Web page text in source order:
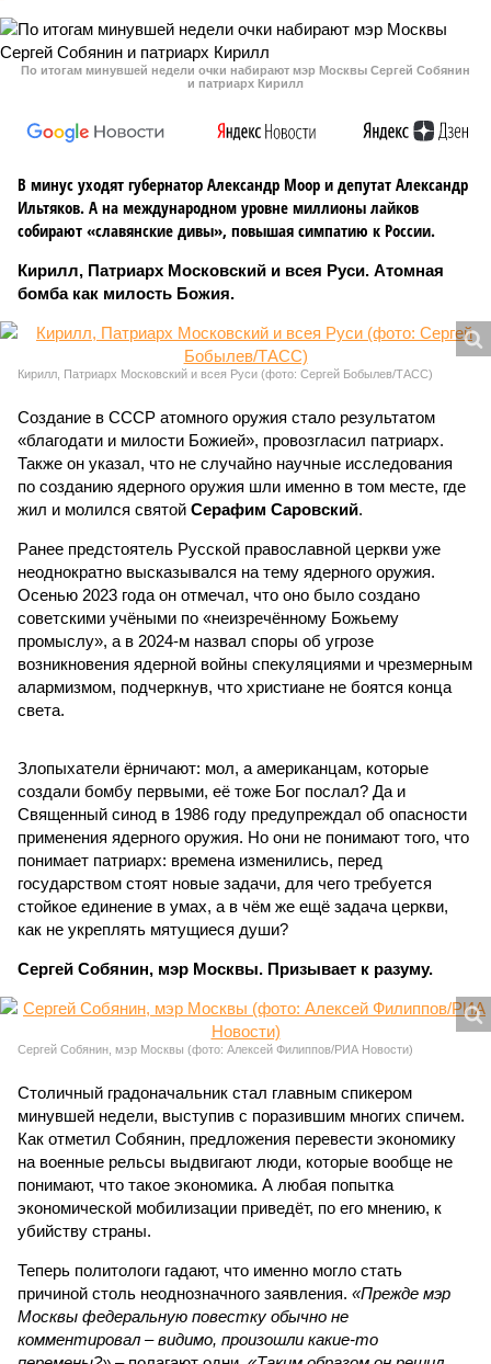
По итогам минувшей недели очки набирают мэр Москвы Сергей Собянин
и патриарх Кирилл
В минус уходят губернатор Александр Моор и депутат Александр
Ильтяков. А на международном уровне миллионы лайков
собирают «славянские дивы», повышая симпатию к России.
Кирилл, Патриарх Московский и всея Руси. Атомная
бомба как милость Божия.
Кирилл, Патриарх Московский и всея Руси (фото: Сергей Бобылев/ТАСС)
Создание в СССР атомного оружия стало результатом
«благодати и милости Божией», провозгласил патриарх.
Также он указал, что не случайно научные исследования
по созданию ядерного оружия шли именно в том месте, где
жил и молился святой Серафим Саровский.
Ранее предстоятель Русской православной церкви уже
неоднократно высказывался на тему ядерного оружия.
Осенью 2023 года он отмечал, что оно было создано
советскими учёными по «неизречённому Божьему
промыслу», а в 2024-м назвал споры об угрозе
возникновения ядерной войны спекуляциями и чрезмерным
алармизмом, подчеркнув, что христиане не боятся конца
света.
Злопыхатели ёрничают: мол, а американцам, которые
создали бомбу первыми, её тоже Бог послал? Да и
Священный синод в 1986 году предупреждал об опасности
применения ядерного оружия. Но они не понимают того, что
понимает патриарх: времена изменились, перед
государством стоят новые задачи, для чего требуется
стойкое единение в умах, а в чём же ещё задача церкви,
как не укреплять мятущиеся души?
Сергей Собянин, мэр Москвы. Призывает к разуму.
Сергей Собянин, мэр Москвы (фото: Алексей Филиппов/РИА Новости)
Столичный градоначальник стал главным спикером
минувшей недели, выступив с поразившим многих спичем.
Как отметил Собянин, предложения перевести экономику
на военные рельсы выдвигают люди, которые вообще не
понимают, что такое экономика. А любая попытка
экономической мобилизации приведёт, по его мнению, к
убийству страны.
Теперь политологи гадают, что именно могло стать
причиной столь неоднозначного заявления. «Прежде мэр
Москвы федеральную повестку обычно не
комментировал – видимо, произошли какие-то